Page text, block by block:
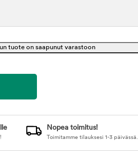
Nopea toimitus!
Toimitamme tilauksesi 1-3 päivässä.